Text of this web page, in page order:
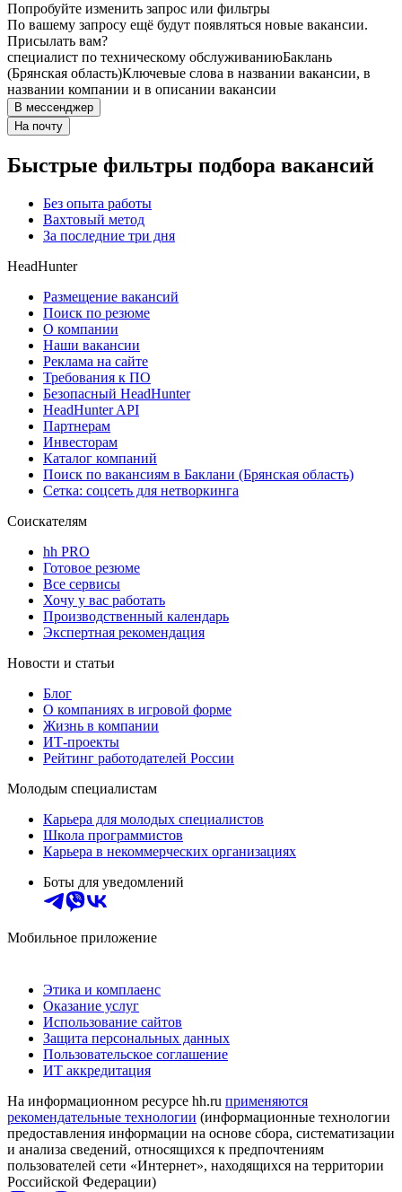
Попробуйте изменить запрос или фильтры
По вашему запросу ещё будут появляться новые вакансии.
Присылать вам?
специалист по техническому обслуживаниюБаклань
(Брянская область)Ключевые слова в названии вакансии, в
названии компании и в описании вакансии
В мессенджер
На почту
Быстрые фильтры подбора вакансий
Без опыта работы
Вахтовый метод
За последние три дня
HeadHunter
Размещение вакансий
Поиск по резюме
О компании
Наши вакансии
Реклама на сайте
Требования к ПО
Безопасный HeadHunter
HeadHunter API
Партнерам
Инвесторам
Каталог компаний
Поиск по вакансиям в Баклани (Брянская область)
Сетка: соцсеть для нетворкинга
Соискателям
hh PRO
Готовое резюме
Все сервисы
Хочу у вас работать
Производственный календарь
Экспертная рекомендация
Новости и статьи
Блог
О компаниях в игровой форме
Жизнь в компании
ИТ-проекты
Рейтинг работодателей России
Молодым специалистам
Карьера для молодых специалистов
Школа программистов
Карьера в некоммерческих организациях
Боты для уведомлений
Мобильное приложение
Этика и комплаенс
Оказание услуг
Использование сайтов
Защита персональных данных
Пользовательское соглашение
ИТ аккредитация
На информационном ресурсе hh.ru применяются
рекомендательные технологии (информационные технологии
предоставления информации на основе сбора, систематизации
и анализа сведений, относящихся к предпочтениям
пользователей сети «Интернет», находящихся на территории
Российской Федерации)